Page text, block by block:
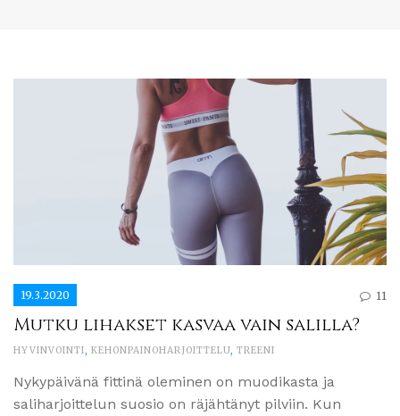
19.3.2020 11
Mutku lihakset kasvaa vain salilla?
HYVINVOINTI, KEHONPAINOHARJOITTELU, TREENI
Nykypäivänä fittinä oleminen on muodikasta ja
saliharjoittelun suosio on räjähtänyt pilviin. Kun